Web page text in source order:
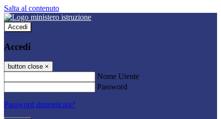
Salta al contenuto
Accedi
Accedi
button close ×
Nome Utente
Password
Password dimenticata?